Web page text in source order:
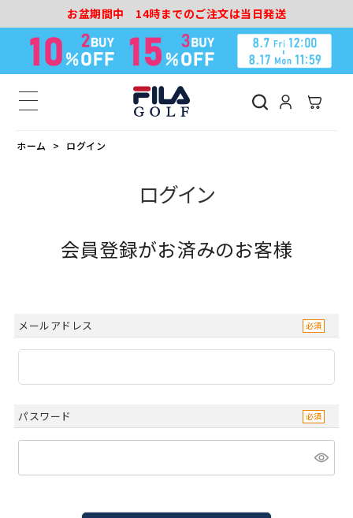
お盆期間中 14時までのご注文は当日発送
ホーム ログイン
ログイン
会員登録がお済みのお客様
メールアドレス
パスワード